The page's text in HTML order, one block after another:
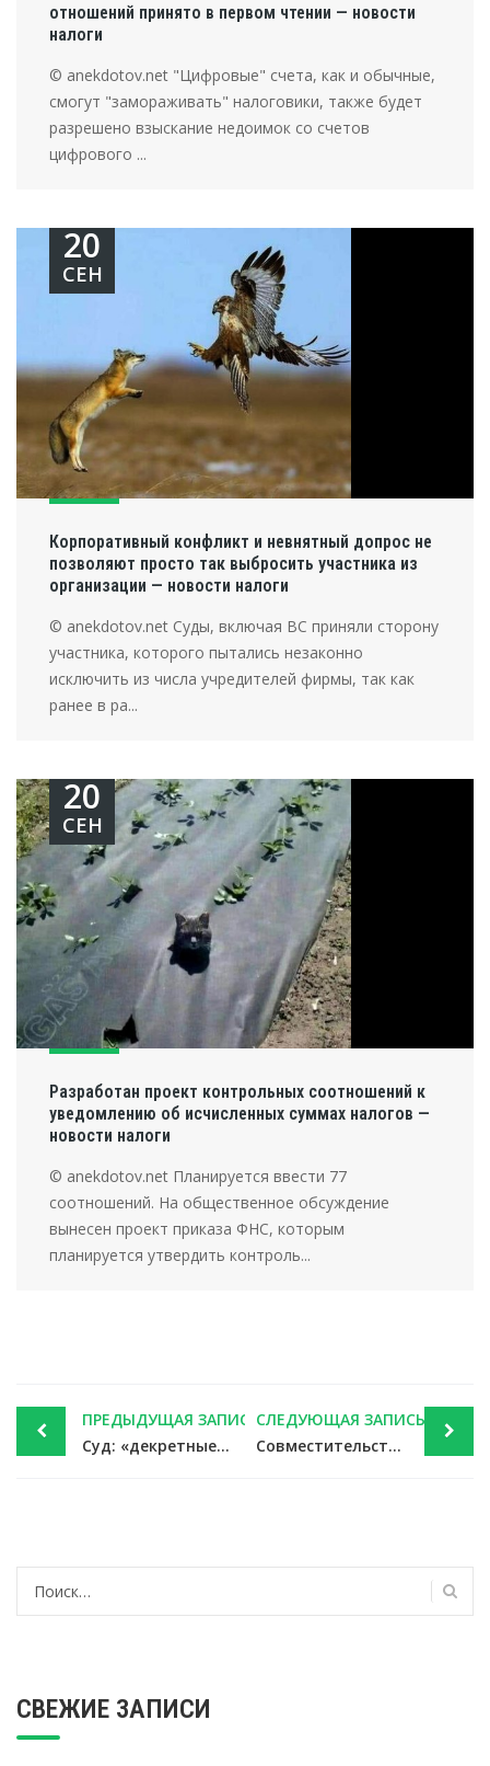
отношений принято в первом чтении — новости
налоги
© anekdotov.net "Цифровые" счета, как и обычные,
смогут "замораживать" налоговики, также будет
разрешено взыскание недоимок со счетов
цифрового ...
Корпоративный конфликт и невнятный допрос не
позволяют просто так выбросить участника из
организации — новости налоги
20
СЕН
© anekdotov.net Суды, включая ВС приняли сторону
участника, которого пытались незаконно
исключить из числа учредителей фирмы, так как
ранее в ра...
Разработан проект контрольных соотношений к
уведомлению об исчисленных суммах налогов —
новости налоги
20
СЕН
© anekdotov.net Планируется ввести 77
соотношений. На общественное обсуждение
вынесен проект приказа ФНС, которым
планируется утвердить контроль...
Post
navigation
ПРЕДЫДУЩАЯ ЗАПИСЬ
Суд: «декретные» совместителя должны учитывать заработок по всем местам работы — новости налоги
СЛЕДУЮЩАЯ ЗАПИСЬ
Совместительство не гарантирует, что «прокатит» договор подряда вместо трудового — новости налоги
СВЕЖИЕ ЗАПИСИ